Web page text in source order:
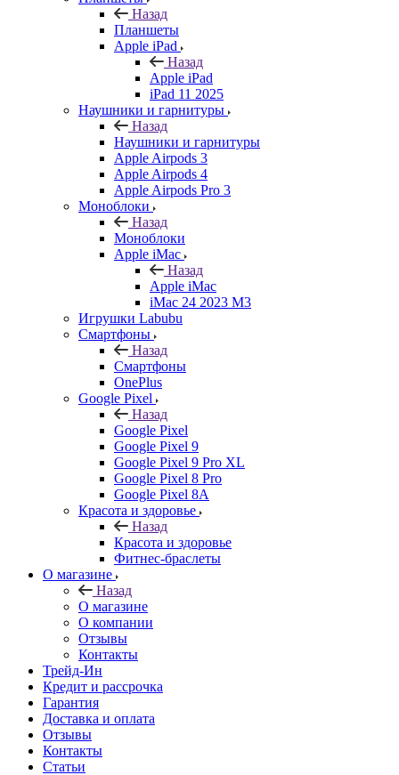
Назад
Планшеты
Apple iPad
Назад
Apple iPad
iPad 11 2025
Наушники и гарнитуры
Назад
Наушники и гарнитуры
Apple Airpods 3
Apple Airpods 4
Apple Airpods Pro 3
Моноблоки
Назад
Моноблоки
Apple iMac
Назад
Apple iMac
iMac 24 2023 M3
Игрушки Labubu
Смартфоны
Назад
Смартфоны
OnePlus
Google Pixel
Назад
Google Pixel
Google Pixel 9
Google Pixel 9 Pro XL
Google Pixel 8 Pro
Google Pixel 8A
Красота и здоровье
Назад
Красота и здоровье
Фитнес-браслеты
О магазине
Назад
О магазине
О компании
Отзывы
Контакты
Трейд-Ин
Кредит и рассрочка
Гарантия
Доставка и оплата
Отзывы
Контакты
Статьи